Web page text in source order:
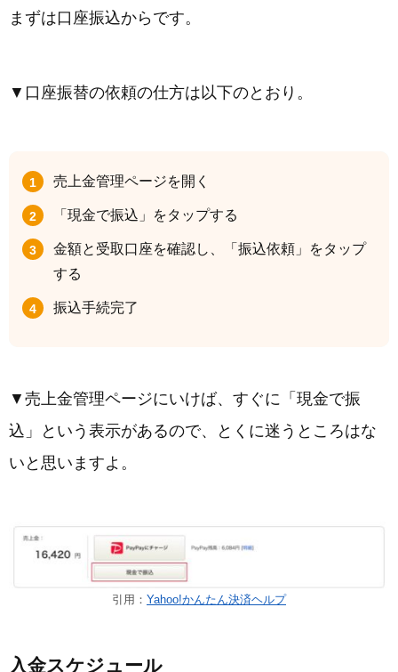
まずは口座振込からです。
▼口座振替の依頼の仕方は以下のとおり。
売上金管理ページを開く
「現金で振込」をタップする
金額と受取口座を確認し、「振込依頼」をタップ
する
振込手続完了
▼売上金管理ページにいけば、すぐに「現金で振
込」という表示があるので、とくに迷うところはな
いと思いますよ。
引用： Yahoo!かんたん決済ヘルプ
入金スケジュール